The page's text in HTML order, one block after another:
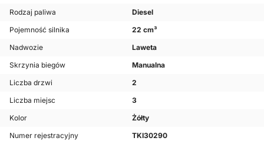
Rodzaj paliwa
Diesel
Pojemność silnika
22 cm³
Nadwozie
Laweta
Skrzynia biegów
Manualna
Liczba drzwi
2
Liczba miejsc
3
Kolor
Żółty
Numer rejestracyjny
TKI30290